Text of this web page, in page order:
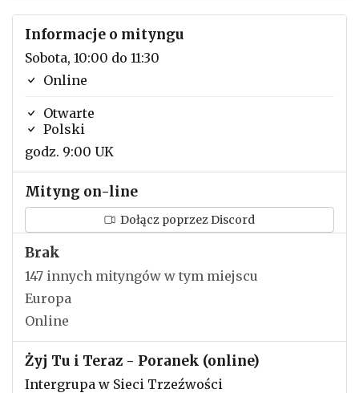
Informacje o mityngu
Sobota, 10:00 do 11:30
Online
Otwarte
Polski
godz. 9:00 UK
Mityng on-line
Dołącz poprzez Discord
Brak
147 innych mityngów w tym miejscu
Europa
Online
Żyj Tu i Teraz - Poranek (online)
Intergrupa w Sieci Trzeźwości